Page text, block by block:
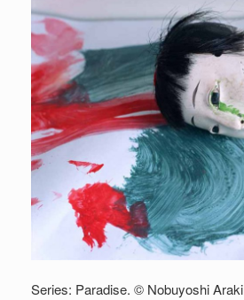
Series: Paradise. © Nobuyoshi